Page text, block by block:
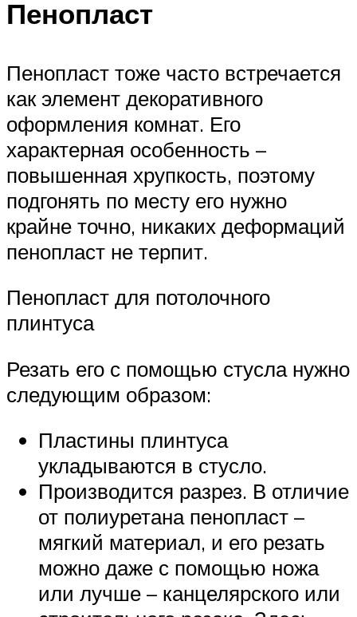
Пенопласт
Пенопласт тоже часто встречается
как элемент декоративного
оформления комнат. Его
характерная особенность –
повышенная хрупкость, поэтому
подгонять по месту его нужно
крайне точно, никаких деформаций
пенопласт не терпит.
Пенопласт для потолочного
плинтуса
Резать его с помощью стусла нужно
следующим образом:
Пластины плинтуса
укладываются в стусло.
Производится разрез. В отличие
от полиуретана пенопласт –
мягкий материал, и его резать
можно даже с помощью ножа
или лучше – канцелярского или